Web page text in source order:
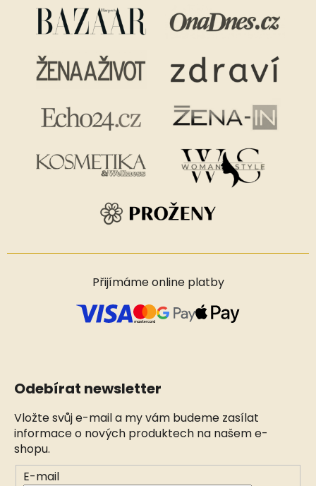
Přijímáme online platby
Odebírat newsletter
Vložte svůj e-mail a my vám budeme zasílat
informace o nových produktech na našem e-
shopu.
E-mail